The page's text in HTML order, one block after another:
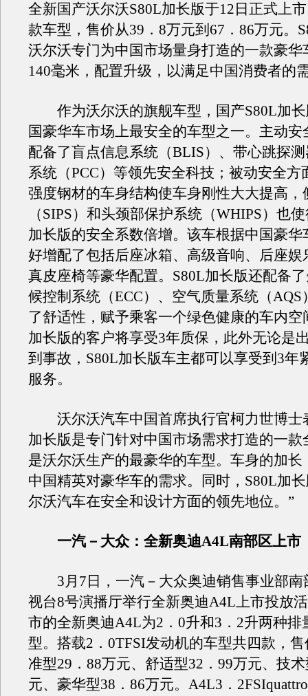
全新国产沃尔沃S80L加长版于12日正式上
款车型，售价从39．8万元到67．86万元。
沃尔沃专门为中国市场量身打造的一款豪华
140毫米，配置升级，以满足中国消费者的
作为沃尔沃的旗舰车型，国产S80L加长
国豪华车市场上最安全的车型之一。主动安
配备了盲点信息系统（BLIS）、带心跳探
系统（PCC）等领先安全科技；被动安全方
强度钢材的车身结构使车身刚性大大提高，
（SIPS）和头颈部保护系统（WHIPS）也
加长版的安全系数倍增。该车根据中国豪华
好增配了包括后座冰箱、高级音响、后座娱
真皮座椅等豪华配置。S80L加长版还配备
候控制系统（ECC）、空气质量系统（AQS
了舒适性，赋予乘客一个绿色健康的车内空
加长版的客户将享受3年质保，此外无论是
到事故，S80L加长版车主都可以享受到3年
服务。
沃尔沃汽车中国首席执行官柯力世博士
加长版是专门针对中国市场需求打造的一款
是沃尔沃生产的最豪华的车型。车身的加长
中国精英对豪华车的需求。同时，S80L加
尔沃汽车在安全和设计方面的领先地位。”
一汽－大众：全新奥迪A4L南部区上市
3月7日，一汽－大众奥迪销售事业部南
视台8号演播厅举行全新奥迪A4L上市投放
市的全新奥迪A4L为2．0升和3．2升两种排
型。搭载2．0TFSI发动机的车型共四款，
准型29．88万元、舒适型32．99万元、技
元、豪华型38．86万元。A4L3．